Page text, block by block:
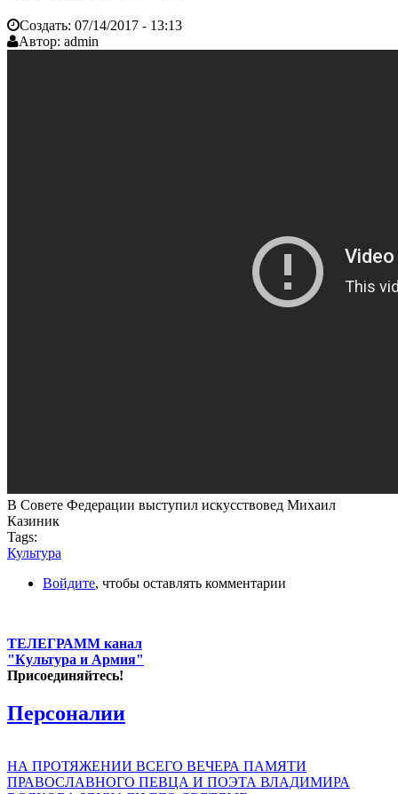
Создать: 07/14/2017 - 13:13
Автор: admin
В Совете Федерации выступил искусствовед Михаил
Казиник
Tags:
Культура
Войдите, чтобы оставлять комментарии
ТЕЛЕГРАММ канал
"Культура и Армия"
Присоединяйтесь!
Персоналии
НА ПРОТЯЖЕНИИ ВСЕГО ВЕЧЕРА ПАМЯТИ
ПРАВОСЛАВНОГО ПЕВЦА И ПОЭТА ВЛАДИМИРА